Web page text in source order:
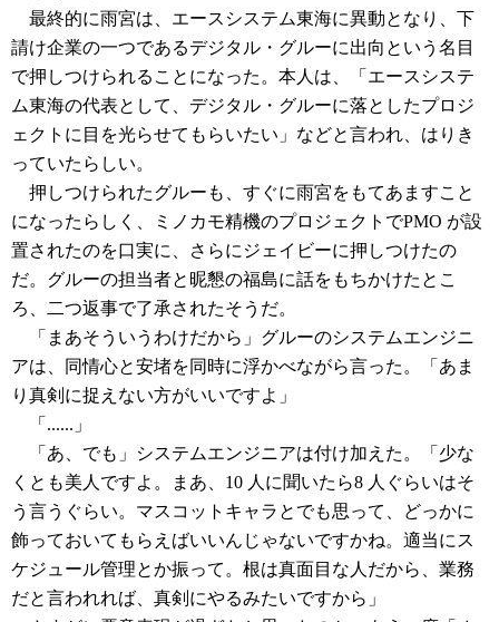
最終的に雨宮は、エースシステム東海に異動となり、下
請け企業の一つであるデジタル・グルーに出向という名目
で押しつけられることになった。本人は、「エースシステ
ム東海の代表として、デジタル・グルーに落としたプロジ
ェクトに目を光らせてもらいたい」などと言われ、はりき
っていたらしい。
押しつけられたグルーも、すぐに雨宮をもてあますこと
になったらしく、ミノカモ精機のプロジェクトでPMO が設
置されたのを口実に、さらにジェイビーに押しつけたの
だ。グルーの担当者と昵懇の福島に話をもちかけたとこ
ろ、二つ返事で了承されたそうだ。
「まあそういうわけだから」グルーのシステムエンジニ
アは、同情心と安堵を同時に浮かべながら言った。「あま
り真剣に捉えない方がいいですよ」
「......」
「あ、でも」システムエンジニアは付け加えた。「少な
くとも美人ですよ。まあ、10 人に聞いたら8 人ぐらいはそ
う言うぐらい。マスコットキャラとでも思って、どっかに
飾っておいてもらえばいいんじゃないですかね。適当にス
ケジュール管理とか振って。根は真面目な人だから、業務
だと言われれば、真剣にやるみたいですから」